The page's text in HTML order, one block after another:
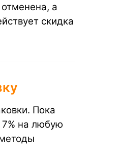
а
скидка
Пока
7% на любую